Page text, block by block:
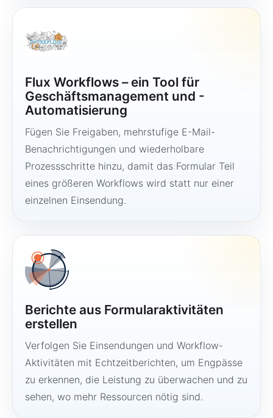
Flux Workflows – ein Tool für
Geschäftsmanagement und -
Automatisierung
Fügen Sie Freigaben, mehrstufige E-Mail-
Benachrichtigungen und wiederholbare
Prozessschritte hinzu, damit das Formular Teil
eines größeren Workflows wird statt nur einer
einzelnen Einsendung.
Berichte aus Formularaktivitäten
erstellen
Verfolgen Sie Einsendungen und Workflow-
Aktivitäten mit Echtzeitberichten, um Engpässe
zu erkennen, die Leistung zu überwachen und zu
sehen, wo mehr Ressourcen nötig sind.